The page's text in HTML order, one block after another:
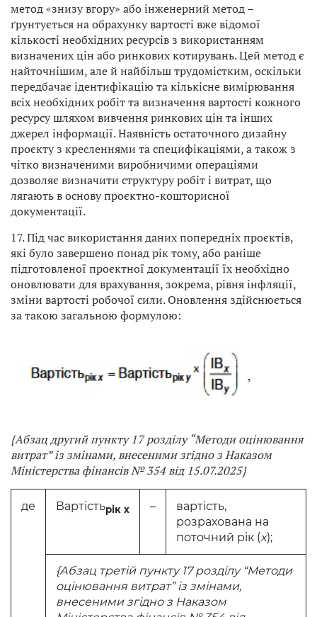
метод «знизу вгору» або інженерний метод –
ґрунтується на обрахунку вартості вже відомої
кількості необхідних ресурсів з використанням
визначених цін або ринкових котирувань. Цей метод є
найточнішим, але й найбільш трудомістким, оскільки
передбачає ідентифікацію та кількісне вимірювання
всіх необхідних робіт та визначення вартості кожного
ресурсу шляхом вивчення ринкових цін та інших
джерел інформації. Наявність остаточного дизайну
проєкту з кресленнями та специфікаціями, а також з
чітко визначеними виробничими операціями
дозволяє визначити структуру робіт і витрат, що
лягають в основу проєктно-кошторисної
документації.
17. Під час використання даних попередніх проєктів,
які було завершено понад рік тому, або раніше
підготовленої проєктної документації їх необхідно
оновлювати для врахування, зокрема, рівня інфляції,
зміни вартості робочої сили. Оновлення здійснюється
за такою загальною формулою:
{Абзац другий пункту 17 розділу “Методи оцінювання
витрат” із змінами, внесеними згідно з Наказом
Міністерства фінансів № 354 від 15.07.2025}
де Вартістьрік x –
вартість,
розрахована на
поточний рік (x);
{Абзац третій пункту 17 розділу “Методи
оцінювання витрат” із змінами,
внесеними згідно з Наказом